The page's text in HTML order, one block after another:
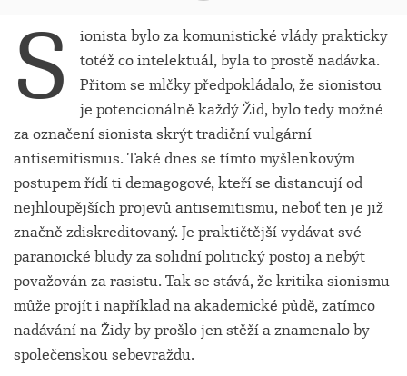
S
ionista bylo za komunistické vlády prakticky
totéž co intelektuál, byla to prostě nadávka.
Přitom se mlčky předpokládalo, že sionistou
je potencionálně každý Žid, bylo tedy možné
za označení sionista skrýt tradiční vulgární
antisemitismus. Také dnes se tímto myšlenkovým
postupem řídí ti demagogové, kteří se distancují od
nejhloupějších projevů antisemitismu, neboť ten je již
značně zdiskreditovaný. Je praktičtější vydávat své
paranoické bludy za solidní politický postoj a nebýt
považován za rasistu. Tak se stává, že kritika sionismu
může projít i například na akademické půdě, zatímco
nadávání na Židy by prošlo jen stěží a znamenalo by
společenskou sebevraždu.